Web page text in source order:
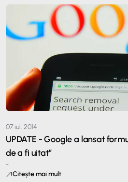
07 iul. 2014
UPDATE - Google a lansat
de a fi uitat”
-
Citește mai mult